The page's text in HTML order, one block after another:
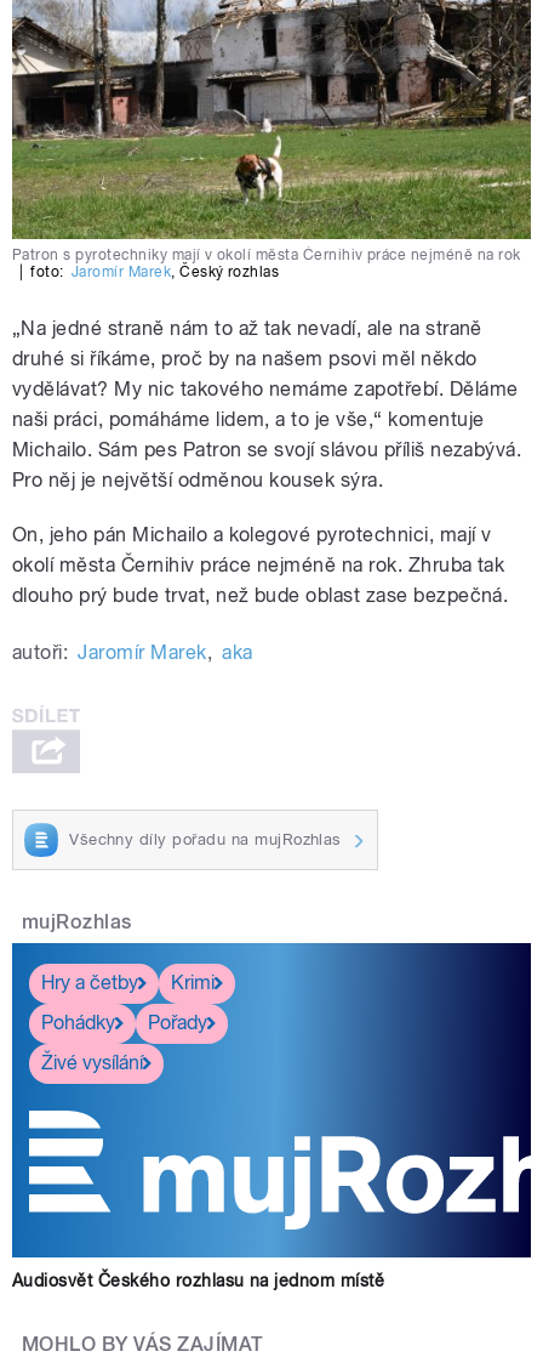
Patron s pyrotechniky mají v okolí města Černihiv práce nejméně na rok
foto: Jaromír Marek,Český rozhlas
„Na jedné straně nám to až tak nevadí, ale na straně
druhé si říkáme, proč by na našem psovi měl někdo
vydělávat? My nic takového nemáme zapotřebí. Děláme
naši práci, pomáháme lidem, a to je vše,“ komentuje
Michailo. Sám pes Patron se svojí slávou příliš nezabývá.
Pro něj je největší odměnou kousek sýra.
On, jeho pán Michailo a kolegové pyrotechnici, mají v
okolí města Černihiv práce nejméně na rok. Zhruba tak
dlouho prý bude trvat, než bude oblast zase bezpečná.
autoři: Jaromír Marek, aka
Všechny díly pořadu na mujRozhlas
mujRozhlas
Hry a četby
Krimi
Pohádky
Pořady
Živé vysílání
Audiosvět Českého rozhlasu na jednom místě
MOHLO BY VÁS ZAJÍMAT